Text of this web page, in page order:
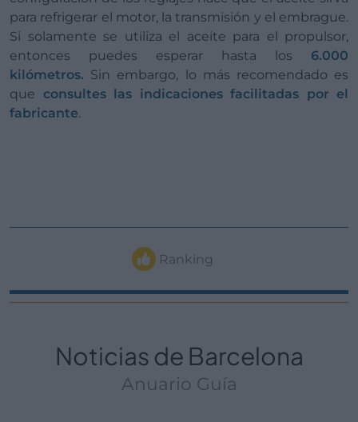
para refrigerar el motor, la transmisión y el embrague.
Si solamente se utiliza el aceite para el propulsor,
entonces puedes esperar hasta los 6.000
kilómetros. Sin embargo, lo más recomendado es
que consultes las indicaciones facilitadas por el
fabricante.
Ranking
Noticias de Barcelona
Anuario Guía